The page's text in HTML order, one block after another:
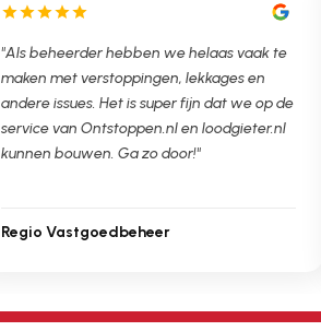
"Als beheerder hebben we helaas vaak te
maken met verstoppingen, lekkages en
andere issues. Het is super fijn dat we op de
service van Ontstoppen.nl en loodgieter.nl
kunnen bouwen. Ga zo door!"
Regio Vastgoedbeheer